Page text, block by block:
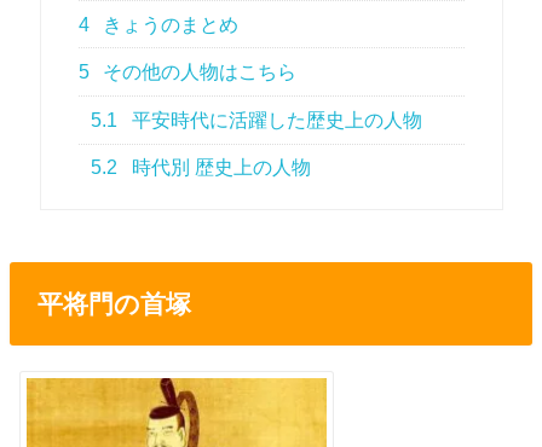
4 きょうのまとめ
5 その他の人物はこちら
5.1 平安時代に活躍した歴史上の人物
5.2 時代別 歴史上の人物
平将門の首塚